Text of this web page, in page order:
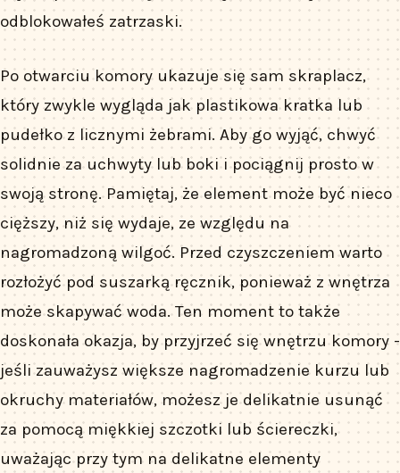
odblokowałeś zatrzaski.
Po otwarciu komory ukazuje się sam skraplacz,
który zwykle wygląda jak plastikowa kratka lub
pudełko z licznymi żebrami. Aby go wyjąć, chwyć
solidnie za uchwyty lub boki i pociągnij prosto w
swoją stronę. Pamiętaj, że element może być nieco
cięższy, niż się wydaje, ze względu na
nagromadzoną wilgoć. Przed czyszczeniem warto
rozłożyć pod suszarką ręcznik, ponieważ z wnętrza
może skapywać woda. Ten moment to także
doskonała okazja, by przyjrzeć się wnętrzu komory -
jeśli zauważysz większe nagromadzenie kurzu lub
okruchy materiałów, możesz je delikatnie usunąć
za pomocą miękkiej szczotki lub ściereczki,
uważając przy tym na delikatne elementy